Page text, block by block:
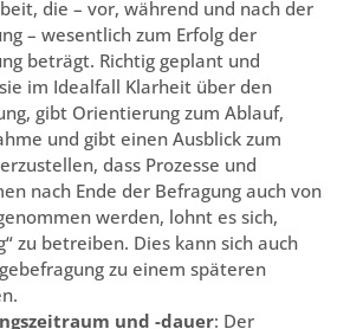
die – vor, während und nach der
– wesentlich zum Erfolg der
beträgt. Richtig geplant und
im Idealfall Klarheit über den
gibt Orientierung zum Ablauf,
und gibt einen Ausblick zum
dass Prozesse und
nach Ende der Befragung auch von
werden, lohnt es sich,
zu betreiben. Dies kann sich auch
zu einem späteren
und -dauer: Der